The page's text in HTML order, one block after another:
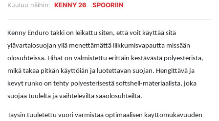
Kuuluu näihin: KENNY 26 SPOORIIN
Kenny Enduro takki on leikattu siten, että voit käyttää sitä
ylävartalosuojan yllä menettämättä liikkumisvapautta missään
olosuhteissa. Hihat on valmistettu erittäin kestävästä polyesterista,
mikä takaa pitkän käyttöiän ja luotettavan suojan. Hengittävä ja
kevyt runko on tehty polyesterisestä softshell-materiaalista, joka
suojaa tuulelta ja vaihtelevilta sääolosuhteilta.
Täysin tuuletettu vuori varmistaa optimaalisen käyttömukavuuden